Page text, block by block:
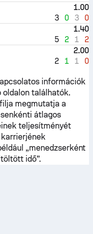
1.00
3 0 3 0
1.40
5 2 1
2
2.00
2 1 1
0
információk
találhatók.
megmutatja a
átlagos
teljesítményét
„menedzserként
idő”.